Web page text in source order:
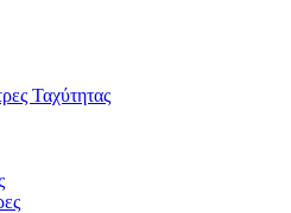
Ταχύτητας